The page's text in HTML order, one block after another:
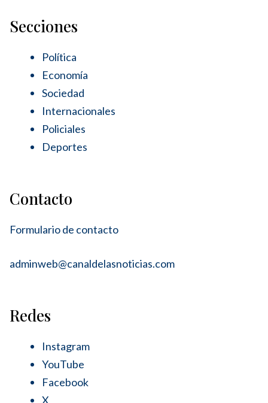
Secciones
Política
Economía
Sociedad
Internacionales
Policiales
Deportes
Contacto
Formulario de contacto
adminweb@canaldelasnoticias.com
Redes
Instagram
YouTube
Facebook
X